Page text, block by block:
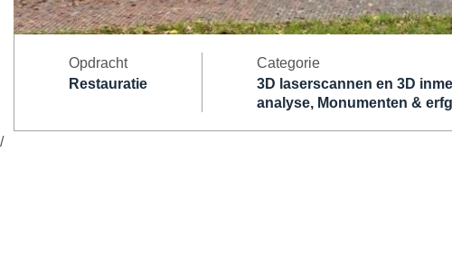
Opdracht
Restauratie
Categorie
3D laserscannen en 3D
analyse, Monumenten &
/